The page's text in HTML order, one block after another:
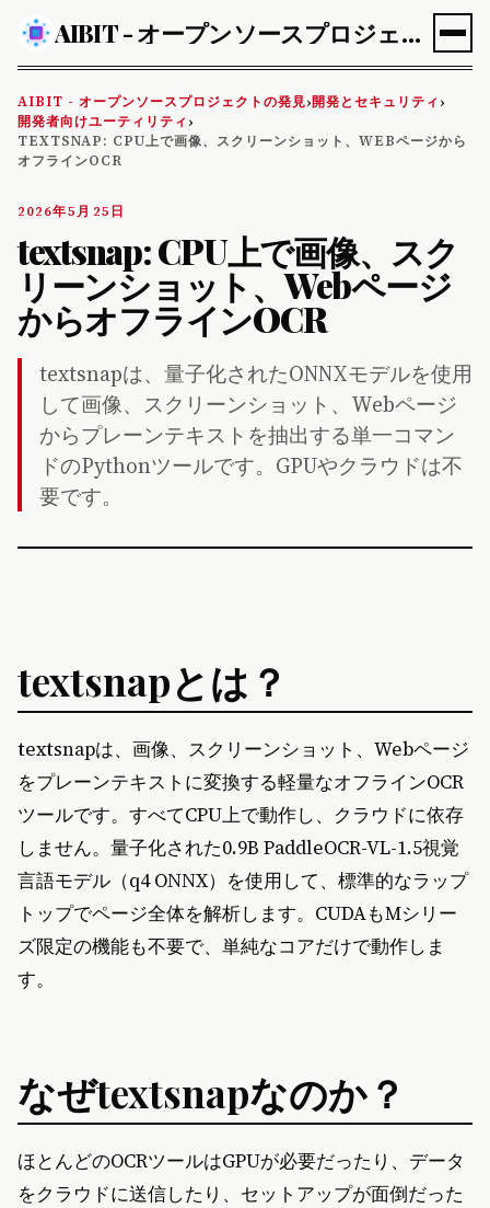
AIBIT - オープンソースプロジェクトの発見
AIBIT - オープンソースプロジェクトの発見›開発とセキュリティ ›
開発者向けユーティリティ ›
TEXTSNAP: CPU上で画像、スクリーンショット、WEBページから
オフラインOCR
2026年5月25日
textsnap: CPU上で画像、スク
リーンショット、Webページ
からオフラインOCR
textsnapは、量子化されたONNXモデルを使用
して画像、スクリーンショット、Webページ
からプレーンテキストを抽出する単一コマン
ドのPythonツールです。GPUやクラウドは不
要です。
textsnapとは？
textsnapは、画像、スクリーンショット、Webページ
をプレーンテキストに変換する軽量なオフラインOCR
ツールです。すべてCPU上で動作し、クラウドに依存
しません。量子化された0.9B PaddleOCR-VL-1.5視覚
言語モデル（q4 ONNX）を使用して、標準的なラップ
トップでページ全体を解析します。CUDAもMシリー
ズ限定の機能も不要で、単純なコアだけで動作しま
す。
なぜtextsnapなのか？
ほとんどのOCRツールはGPUが必要だったり、データ
をクラウドに送信したり、セットアップが面倒だった